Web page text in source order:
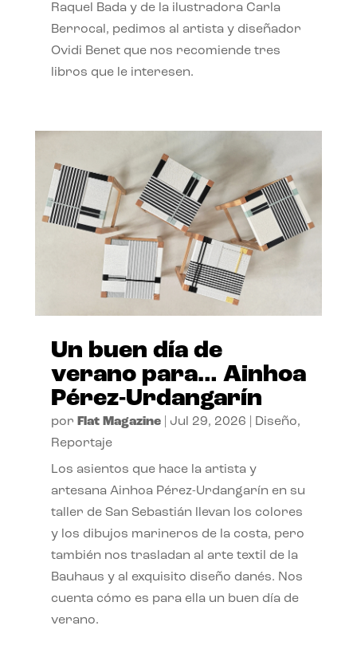
Raquel Bada y de la ilustradora Carla
Berrocal, pedimos al artista y diseñador
Ovidi Benet que nos recomiende tres
libros que le interesen.
Un buen día de
verano para… Ainhoa
Pérez-Urdangarín
por Flat Magazine| Jul 29, 2026 Diseño,
Reportaje
Los asientos que hace la artista y
artesana Ainhoa Pérez-Urdangarín en su
taller de San Sebastián llevan los colores
y los dibujos marineros de la costa, pero
también nos trasladan al arte textil de la
Bauhaus y al exquisito diseño danés. Nos
cuenta cómo es para ella un buen día de
verano.